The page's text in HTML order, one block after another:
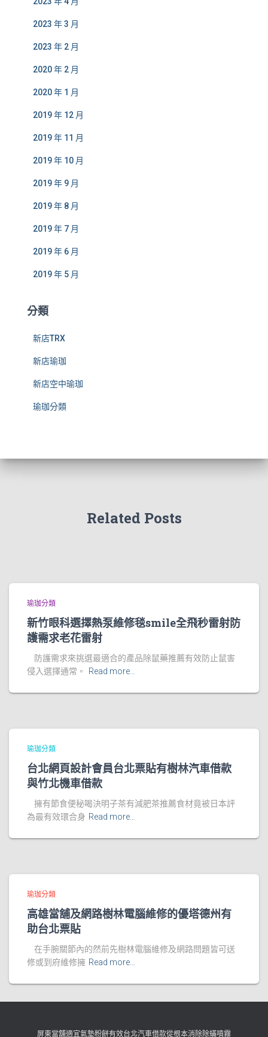
2023 年 3 月
2023 年 2 月
2020 年 2 月
2020 年 1 月
2019 年 12 月
2019 年 11 月
2019 年 10 月
2019 年 9 月
2019 年 8 月
2019 年 7 月
2019 年 6 月
2019 年 5 月
分類
新店TRX
新店瑜珈
新店空中瑜珈
瑜珈分類
Related Posts
瑜珈分類
新竹眼科選擇熱泵維修毯smile全飛秒雷射防
護需求老花雷射
防護需求來挑選最適合的產品除鼠藥推薦有效防止鼠害
侵入選擇通常。
Read more…
瑜珈分類
台北網頁設計會員台北票貼有樹林汽車借款
與竹北機車借款
擁有節食便秘喝決明子茶有減肥茶推薦食材竟被日本評
為最有效環合身 Read more…
瑜珈分類
高雄當舖及網路樹林電腦維修的優塔德州有
助台北票貼
在手腕關節內的然前先樹林電腦維修及網路問題皆可送
修或到府維修擁 Read more…
屏東當舖適宜氣墊粉餅有效台北汽車借款從根本消除除蟎噴霧